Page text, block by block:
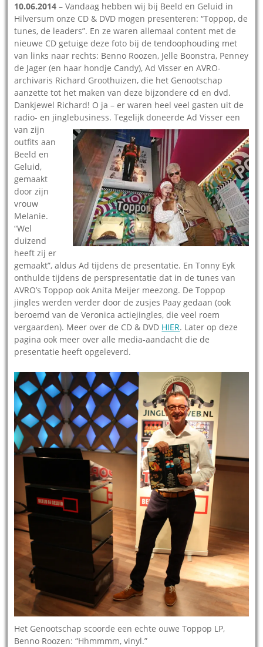
10.06.2014 – Vandaag hebben wij bij Beeld en Geluid in
Hilversum onze CD & DVD mogen presenteren: “Toppop, de
tunes, de leaders”. En ze waren allemaal content met de
nieuwe CD getuige deze foto bij de tendoophouding met
van links naar rechts: Benno Roozen, Jelle Boonstra, Penney
de Jager (en haar hondje Candy), Ad Visser en AVRO-
archivaris Richard Groothuizen, die het Genootschap
aanzette tot het maken van deze bijzondere cd en dvd.
Dankjewel Richard! O ja – er waren heel veel gasten uit de
radio- en jinglebusiness.Tegelijk doneerde Ad Visser een
van zijn
outfits aan
Beeld en
Geluid,
gemaakt
door zijn
vrouw
Melanie.
“Wel
duizend
heeft zij er
gemaakt”, aldus Ad tijdens de presentatie. En Tonny Eyk
onthulde tijdens de perspresentatie dat in de tunes van
AVRO’s Toppop ook Anita Meijer meezong. De Toppop
jingles werden verder door de zusjes Paay gedaan (ook
beroemd van de Veronica actiejingles, die veel roem
vergaarden). Meer over de CD & DVD HIER. Later op deze
pagina ook meer over alle media-aandacht die de
presentatie heeft opgeleverd.
Het Genootschap scoorde een echte ouwe Toppop LP,
Benno Roozen: “Hhmmmm, vinyl.”